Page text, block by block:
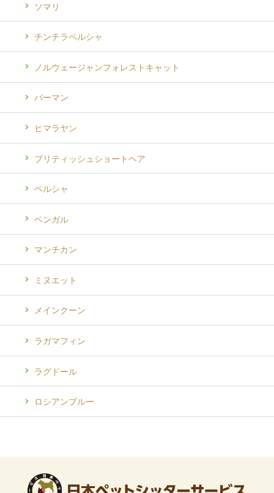
ソマリ
チンチラペルシャ
ノルウェージャンフォレストキャット
バーマン
ヒマラヤン
ブリティッシュショートヘア
ペルシャ
ベンガル
マンチカン
ミヌエット
メインクーン
ラガマフィン
ラグドール
ロシアンブルー